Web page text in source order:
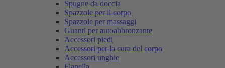
Spugne da doccia
Spazzole per il corpo
Spazzole per massaggi
Guanti per autoabbronzante
Accessori piedi
Accessori per la cura del corpo
Accessori unghie
Flanella